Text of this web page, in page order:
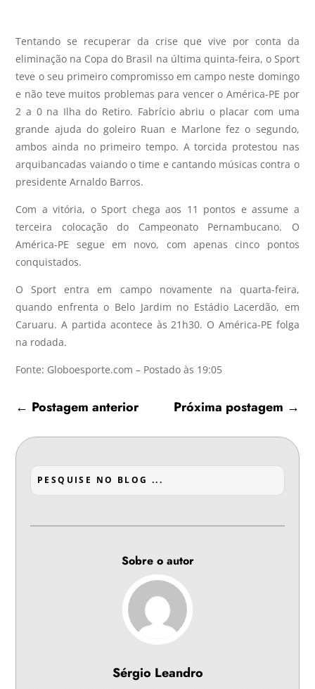
Tentando se recuperar da crise que vive por conta da
eliminação na Copa do Brasil na última quinta-feira, o Sport
teve o seu primeiro compromisso em campo neste domingo
e não teve muitos problemas para vencer o América-PE por
2 a 0 na Ilha do Retiro. Fabrício abriu o placar com uma
grande ajuda do goleiro Ruan e Marlone fez o segundo,
ambos ainda no primeiro tempo. A torcida protestou nas
arquibancadas vaiando o time e cantando músicas contra o
presidente Arnaldo Barros.
Com a vitória, o Sport chega aos 11 pontos e assume a
terceira colocação do Campeonato Pernambucano. O
América-PE segue em novo, com apenas cinco pontos
conquistados.
O Sport entra em campo novamente na quarta-feira,
quando enfrenta o Belo Jardim no Estádio Lacerdão, em
Caruaru. A partida acontece às 21h30. O América-PE folga
na rodada.
Fonte: Globoesporte.com – Postado às 19:05
← Postagem anterior Próxima postagem →
Sobre o autor
Sérgio Leandro